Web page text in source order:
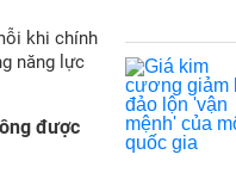
khi chính
năng lực
được